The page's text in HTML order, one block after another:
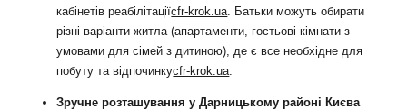
кабінетів реабілітаціїcfr-krok.ua . Батьки можуть обирати
різні варіанти житла (апартаменти, гостьові кімнати з
умовами для сімей з дитиною), де є все необхідне для
побуту та відпочинкуcfr-krok.ua
Зручне розташування у Дарницькому районі Києва